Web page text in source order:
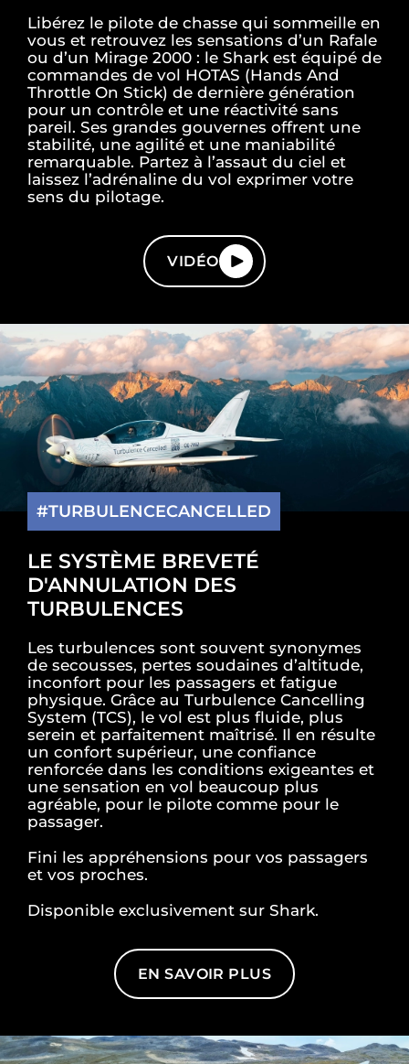
Libérez le pilote de chasse qui sommeille en
vous et retrouvez les sensations d’un Rafale
ou d’un Mirage 2000 : le Shark est équipé de
commandes de vol HOTAS (Hands And
Throttle On Stick) de dernière génération
pour un contrôle et une réactivité sans
pareil. Ses grandes gouvernes offrent une
stabilité, une agilité et une maniabilité
remarquable. Partez à l’assaut du ciel et
laissez l’adrénaline du vol exprimer votre
sens du pilotage.
VIDÉO
#TURBULENCECANCELLED
LE SYSTÈME BREVETÉ
D'ANNULATION DES
TURBULENCES
Les turbulences sont souvent synonymes
de secousses, pertes soudaines d’altitude,
inconfort pour les passagers et fatigue
physique. Grâce au Turbulence Cancelling
System (TCS), le vol est plus fluide, plus
serein et parfaitement maîtrisé. Il en résulte
un confort supérieur, une confiance
renforcée dans les conditions exigeantes et
une sensation en vol beaucoup plus
agréable, pour le pilote comme pour le
passager.
Fini les appréhensions pour vos passagers
et vos proches.
Disponible exclusivement sur Shark.
EN SAVOIR PLUS